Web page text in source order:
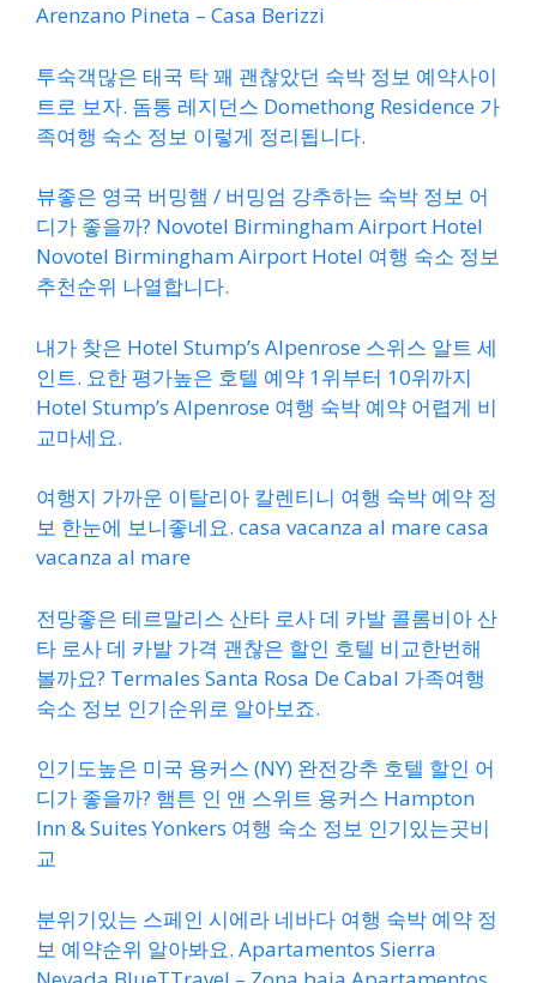
Arenzano Pineta – Casa Berizzi
투숙객많은 태국 탁 꽤 괜찮았던 숙박 정보 예약사이
트로 보자. 돔통 레지던스 Domethong Residence 가
족여행 숙소 정보 이렇게 정리됩니다.
뷰좋은 영국 버밍햄 / 버밍엄 강추하는 숙박 정보 어
디가 좋을까? Novotel Birmingham Airport Hotel
Novotel Birmingham Airport Hotel 여행 숙소 정보
추천순위 나열합니다.
내가 찾은 Hotel Stump’s Alpenrose 스위스 알트 세
인트. 요한 평가높은 호텔 예약 1위부터 10위까지
Hotel Stump’s Alpenrose 여행 숙박 예약 어렵게 비
교마세요.
여행지 가까운 이탈리아 칼렌티니 여행 숙박 예약 정
보 한눈에 보니좋네요. casa vacanza al mare casa
vacanza al mare
전망좋은 테르말리스 산타 로사 데 카발 콜롬비아 산
타 로사 데 카발 가격 괜찮은 할인 호텔 비교한번해
볼까요? Termales Santa Rosa De Cabal 가족여행
숙소 정보 인기순위로 알아보죠.
인기도높은 미국 용커스 (NY) 완전강추 호텔 할인 어
디가 좋을까? 햄튼 인 앤 스위트 용커스 Hampton
Inn & Suites Yonkers 여행 숙소 정보 인기있는곳비
교
분위기있는 스페인 시에라 네바다 여행 숙박 예약 정
보 예약순위 알아봐요. Apartamentos Sierra